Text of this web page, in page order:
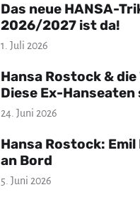
Das neue HANSA-
2026/2027 ist da!
1. Juli 2026
Hansa Rostock & die
Diese Ex-Hanseaten
24. Juni 2026
Hansa Rostock:
an Bord
5. Juni 2026